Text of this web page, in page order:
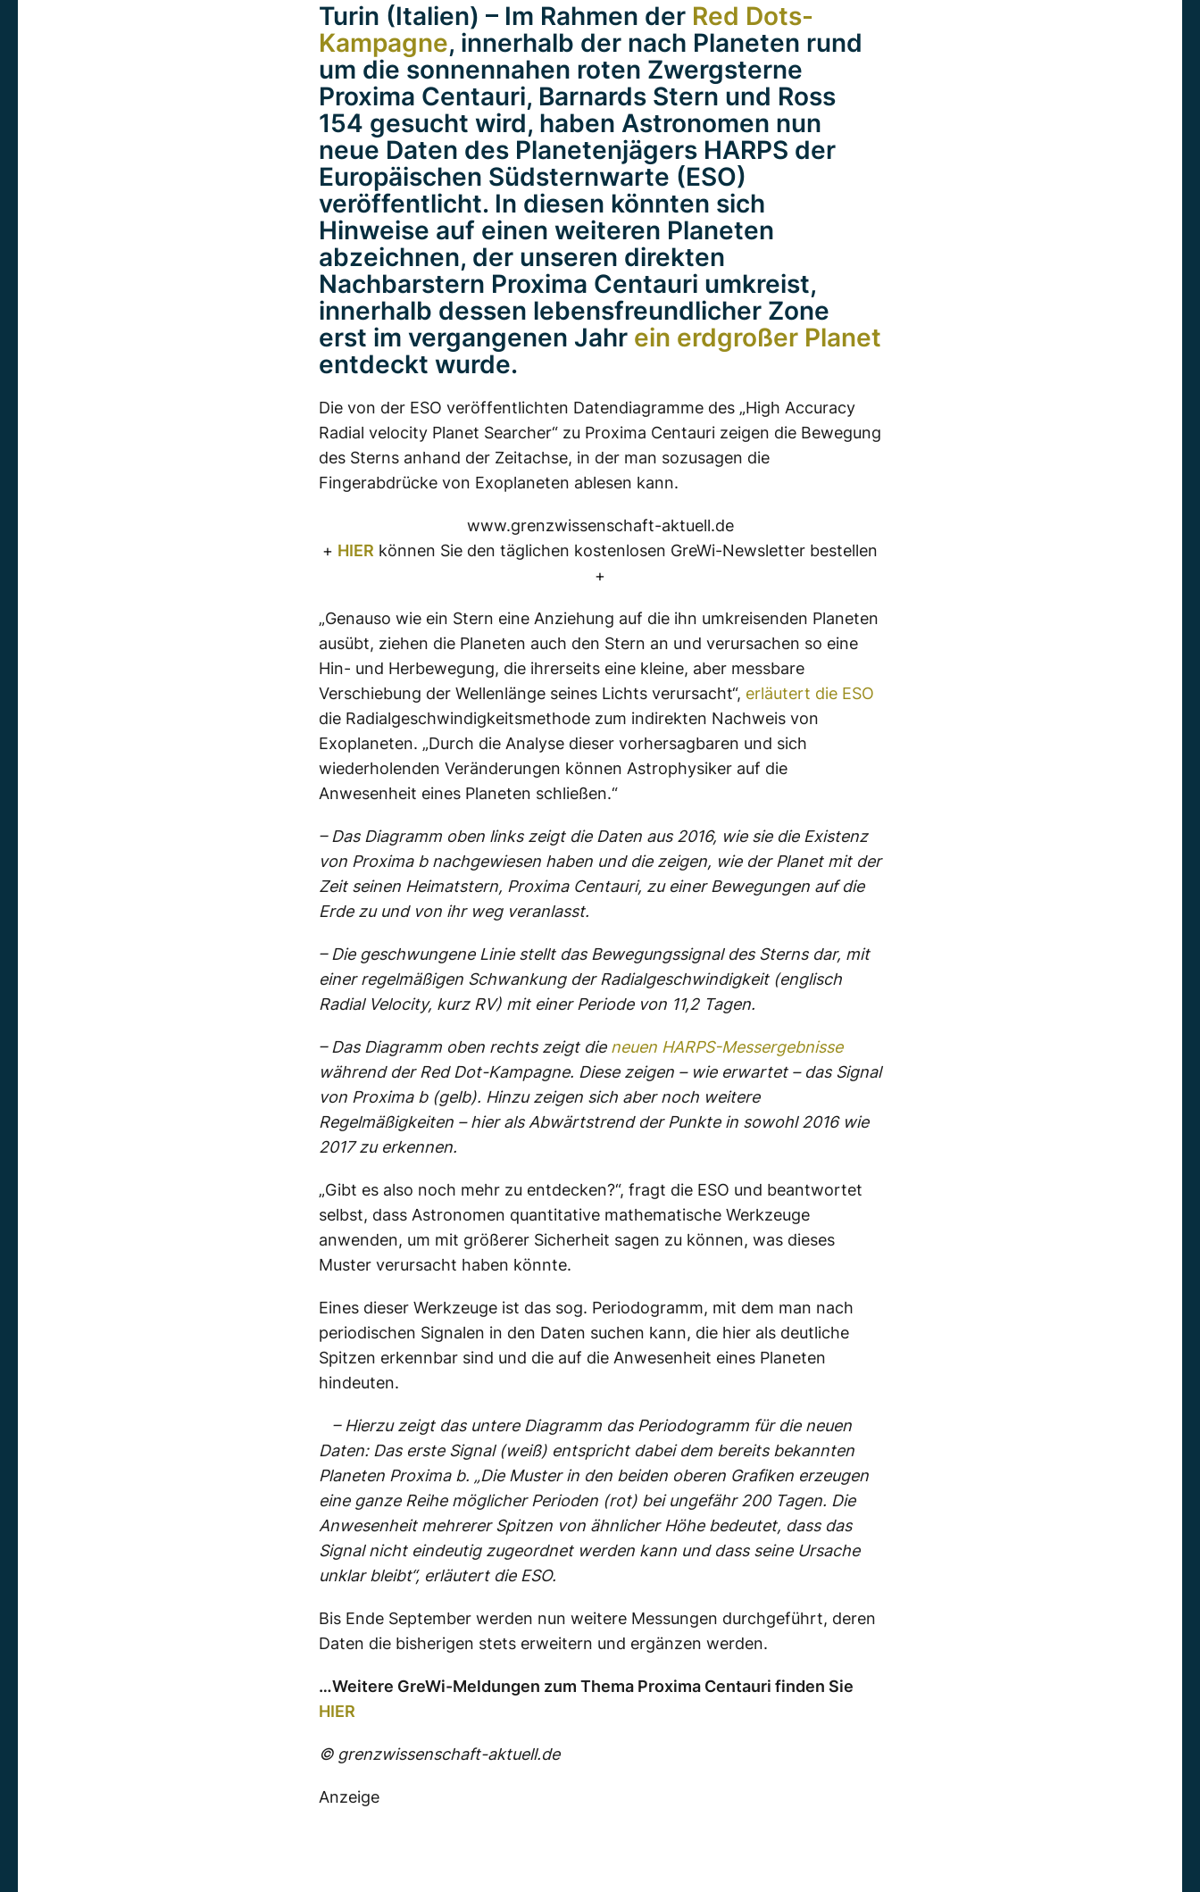
Turin (Italien) – Im Rahmen der Red Dots-
Kampagne, innerhalb der nach Planeten rund
um die sonnennahen roten Zwergsterne
Proxima Centauri, Barnards Stern und Ross
154 gesucht wird, haben Astronomen nun
neue Daten des Planetenjägers HARPS der
Europäischen Südsternwarte (ESO)
veröffentlicht. In diesen könnten sich
Hinweise auf einen weiteren Planeten
abzeichnen, der unseren direkten
Nachbarstern Proxima Centauri umkreist,
innerhalb dessen lebensfreundlicher Zone
erst im vergangenen Jahr ein erdgroßer Planet
entdeckt wurde.
Die von der ESO veröffentlichten Datendiagramme des „High Accuracy
Radial velocity Planet Searcher“ zu Proxima Centauri zeigen die Bewegung
des Sterns anhand der Zeitachse, in der man sozusagen die
Fingerabdrücke von Exoplaneten ablesen kann.
www.grenzwissenschaft-aktuell.de
+ HIER können Sie den täglichen kostenlosen GreWi-Newsletter bestellen
+
„Genauso wie ein Stern eine Anziehung auf die ihn umkreisenden Planeten
ausübt, ziehen die Planeten auch den Stern an und verursachen so eine
Hin- und Herbewegung, die ihrerseits eine kleine, aber messbare
Verschiebung der Wellenlänge seines Lichts verursacht“, erläutert die ESO
die Radialgeschwindigkeitsmethode zum indirekten Nachweis von
Exoplaneten. „Durch die Analyse dieser vorhersagbaren und sich
wiederholenden Veränderungen können Astrophysiker auf die
Anwesenheit eines Planeten schließen.“
– Das Diagramm oben links zeigt die Daten aus 2016, wie sie die Existenz
von Proxima b nachgewiesen haben und die zeigen, wie der Planet mit der
Zeit seinen Heimatstern, Proxima Centauri, zu einer Bewegungen auf die
Erde zu und von ihr weg veranlasst.
– Die geschwungene Linie stellt das Bewegungssignal des Sterns dar, mit
einer regelmäßigen Schwankung der Radialgeschwindigkeit (englisch
Radial Velocity, kurz RV) mit einer Periode von 11,2 Tagen.
– Das Diagramm oben rechts zeigt die neuen HARPS-Messergebnisse
während der Red Dot-Kampagne. Diese zeigen – wie erwartet – das Signal
von Proxima b (gelb). Hinzu zeigen sich aber noch weitere
Regelmäßigkeiten – hier als Abwärtstrend der Punkte in sowohl 2016 wie
2017 zu erkennen.
„Gibt es also noch mehr zu entdecken?“, fragt die ESO und beantwortet
selbst, dass Astronomen quantitative mathematische Werkzeuge
anwenden, um mit größerer Sicherheit sagen zu können, was dieses
Muster verursacht haben könnte.
Eines dieser Werkzeuge ist das sog. Periodogramm, mit dem man nach
periodischen Signalen in den Daten suchen kann, die hier als deutliche
Spitzen erkennbar sind und die auf die Anwesenheit eines Planeten
hindeuten.
– Hierzu zeigt das untere Diagramm das Periodogramm für die neuen
Daten: Das erste Signal (weiß) entspricht dabei dem bereits bekannten
Planeten Proxima b. „Die Muster in den beiden oberen Grafiken erzeugen
eine ganze Reihe möglicher Perioden (rot) bei ungefähr 200 Tagen. Die
Anwesenheit mehrerer Spitzen von ähnlicher Höhe bedeutet, dass das
Signal nicht eindeutig zugeordnet werden kann und dass seine Ursache
unklar bleibt“, erläutert die ESO.
Bis Ende September werden nun weitere Messungen durchgeführt, deren
Daten die bisherigen stets erweitern und ergänzen werden.
…Weitere GreWi-Meldungen zum Thema Proxima Centauri finden Sie
HIER
© grenzwissenschaft-aktuell.de
Anzeige